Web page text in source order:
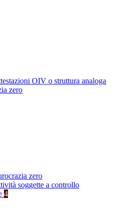
OIV o struttura analoga
zero
zero
soggette a controllo
4